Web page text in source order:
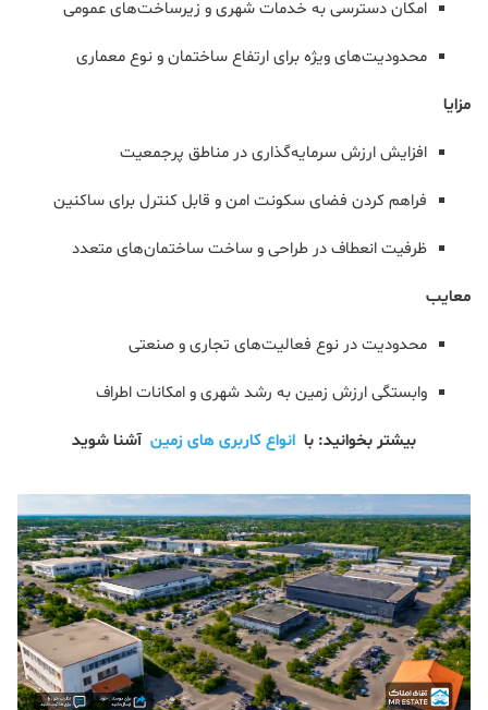
امکان دسترسی به خدمات شهری و زیرساخت‌های عمومی
محدودیت‌های ویژه برای ارتفاع ساختمان و نوع معماری
مزایا
افزایش ارزش سرمایه‌گذاری در مناطق پرجمعیت
فراهم کردن فضای سکونت امن و قابل کنترل برای ساکنین
ظرفیت انعطاف در طراحی و ساخت ساختمان‌های متعدد
معایب
محدودیت در نوع فعالیت‌های تجاری و صنعتی
وابستگی ارزش زمین به رشد شهری و امکانات اطراف
بیشتر بخوانید: با انواع کاربری های زمین آشنا شوید